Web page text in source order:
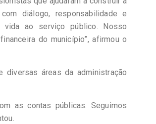
diálogo, responsabilidade e
vida ao serviço público. Nosso
do município”, afirmou o
diversas áreas da administração
as contas públicas. Seguimos